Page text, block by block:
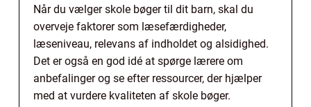
Når du vælger skole bøger til dit barn, skal du
overveje faktorer som læsefærdigheder,
læseniveau, relevans af indholdet og alsidighed.
Det er også en god idé at spørge lærere om
anbefalinger og se efter ressourcer, der hjælper
med at vurdere kvaliteten af skole bøger.